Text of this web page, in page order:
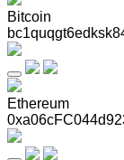
Bitcoin
Ethereum